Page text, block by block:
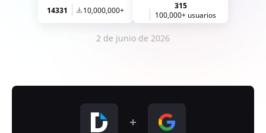
14331 10,000,000+
315
100,000+ usuarios
2 de junio de 2026